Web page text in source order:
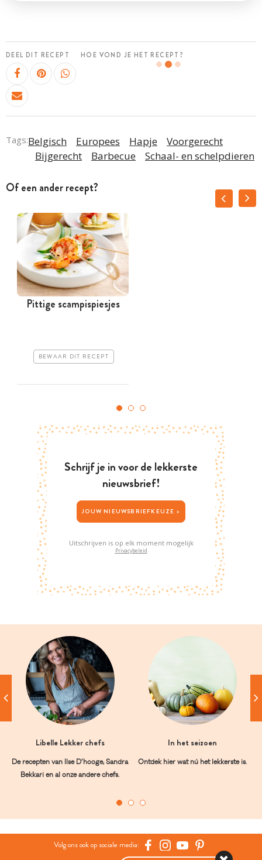
DEEL DIT RECEPT HOE VOND JE HET RECEPT?
Tags:Belgisch Europees Hapje
Voorgerecht
Bijgerecht
Barbecue Schaal- en schelpdieren
Of een ander recept?
Pittige scampispiesjes
BEWAAR DIT RECEPT
Schrijf je in voor de lekkerste
nieuwsbrief!
JOUW NIEUWSBRIEFKEUZE >
Uitschrijven is op elk moment mogelijk
Privacybeleid
Libelle Lekker chefs
De recepten van Ilse D’hooge, Sandra
Bekkari en al onze andere chefs.
In het seizoen
Ontdek hier wat nú het lekkerste is.
Volg ons ook op sociale media: